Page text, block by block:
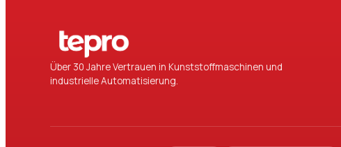
Über 30 Jahre Vertrauen in Kunststoffmaschinen und
industrielle Automatisierung.